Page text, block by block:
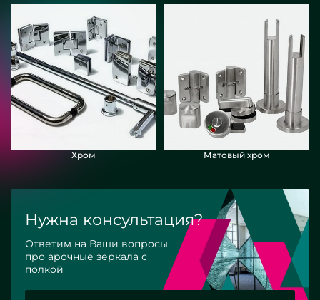
Хром Матовый хром
Нужна консультация?
Ответим на Ваши вопросы
про арочные зеркала с
полкой